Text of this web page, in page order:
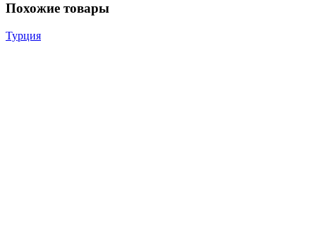
Похожие товары
Турция